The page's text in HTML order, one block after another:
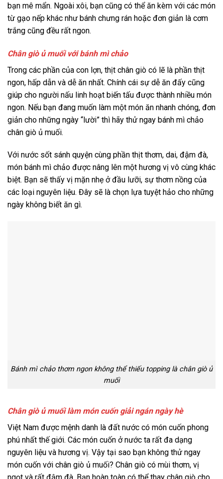
bạn mê mẩn. Ngoài xôi, bạn cũng có thể ăn kèm với các món
từ gạo nếp khác như bánh chưng rán hoặc đơn giản là cơm
trắng cũng đều rất ngon.
Chân giò ủ muối với bánh mì chảo
Trong các phần của con lợn, thịt chân giò có lẽ là phần thịt
ngon, hấp dẫn và dễ ăn nhất. Chính cái sự dễ ăn đấy cũng
giúp cho người nấu linh hoạt biến tấu được thành nhiều món
ngon. Nếu bạn đang muốn làm một món ăn nhanh chóng, đơn
giản cho những ngày “lười” thì hãy thử ngay bánh mì chảo
chân giò ủ muối.
Với nước sốt sánh quyện cùng phần thịt thơm, dai, đậm đà,
món bánh mì chảo được nâng lên một hương vị vô cùng khác
biệt. Bạn sẽ thấy vị mặn nhẹ ở đầu lưỡi, sự thơm nồng của
các loại nguyên liệu. Đây sẽ là chọn lựa tuyệt hảo cho những
ngày không biết ăn gì.
Bánh mì chảo thơm ngon không thể thiếu topping là chân giò ủ
muối
Chân giò ủ muối làm món cuốn giải ngán ngày hè
Việt Nam được mệnh danh là đất nước có món cuốn phong
phú nhất thế giới. Các món cuốn ở nước ta rất đa dạng
nguyên liệu và hương vị. Vậy tại sao bạn không thử ngay
món cuốn với chân giò ủ muối? Chân giò có mùi thơm, vị